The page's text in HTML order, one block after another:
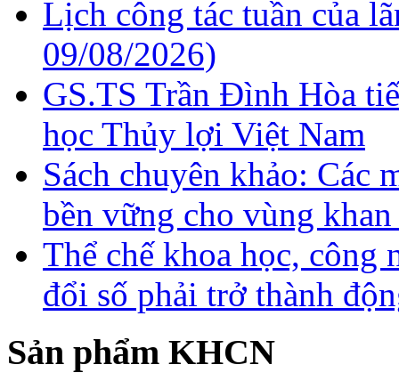
Lịch công tác tuần của
09/08/2026)
GS.TS Trần Đình Hòa
học Thủy lợi Việt Nam
Sách chuyên khảo: Các
bền vững cho vùng
Thể chế khoa học, công
đổi số phải trở thành
Sản phẩm KHCN